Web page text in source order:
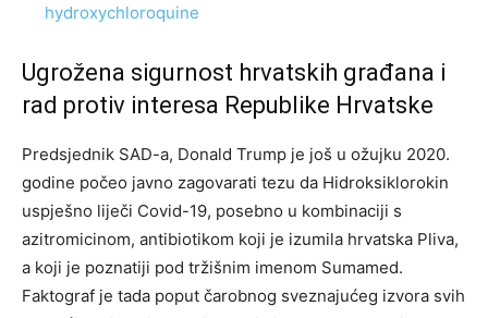
hydroxychloroquine
Ugrožena sigurnost hrvatskih građana i
rad protiv interesa Republike Hrvatske
Predsjednik SAD-a, Donald Trump je još u ožujku 2020.
godine počeo javno zagovarati tezu da Hidroksiklorokin
uspješno liječi Covid-19, posebno u kombinaciji s
azitromicinom, antibiotikom koji je izumila hrvatska Pliva,
a koji je poznatiji pod tržišnim imenom Sumamed.
Faktograf je tada poput čarobnog sveznajućeg izvora svih